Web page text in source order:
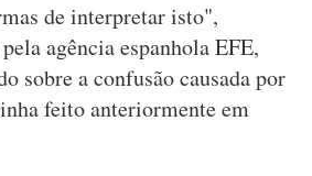
de interpretar isto",
agência espanhola EFE,
sobre a confusão causada por
feito anteriormente em